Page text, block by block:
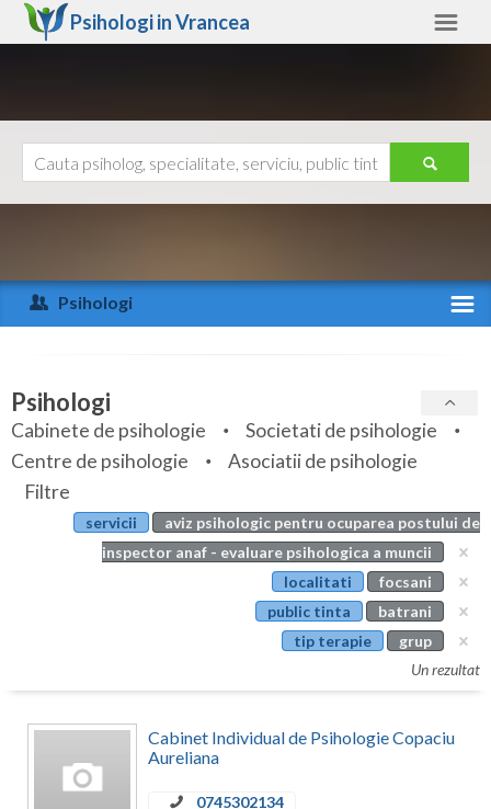
Psihologi inVrancea
Arad
Arges
Bihor
Bistrita-Nasaud
Botosani
Calarasi
Caras-Severin
Ajutor
Psihologi
Specialitati
Servicii
Articole
Evenimente
Psihologi
Cabinete de psihologie
Societati de psihologie
Centre de psihologie
Asociatii de psihologie
Filtre
servicii
aviz psihologic pentru ocuparea postului de
inspector anaf - evaluare psihologica a muncii
localitati
focsani
public tinta
batrani
tip terapie
grup
Un rezultat
Cabinet Individual de Psihologie Copaciu
Aureliana
0745302134